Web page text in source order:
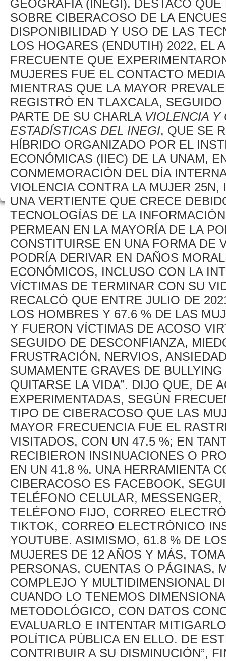
GEOGRAFÍA (INEGI). DESTACÓ
SOBRE CIBERACOSO DE LA
DISPONIBILIDAD Y USO DE LAS
LOS HOGARES (ENDUTIH) 2022, EL
FRECUENTE QUE
MUJERES FUE EL CONTACTO
MIENTRAS QUE LA MAYOR
REGISTRÓ EN TLAXCALA,
PARTE DE SU CHARLA VIOLENCIA Y
ESTADÍSTICAS DEL INEGI, QUE SE
HÍBRIDO ORGANIZADO POR EL
ECONÓMICAS (IIEC) DE LA UNAM,
CONMEMORACIÓN DEL DÍA
VIOLENCIA CONTRA LA MUJER
UNA VERTIENTE QUE CRECE
TECNOLOGÍAS DE LA
PERMEAN EN LA MAYORÍA DE LA
CONSTITUIRSE EN UNA FORMA DE
PODRÍA DERIVAR EN DAÑOS
ECONÓMICOS, INCLUSO CON LA
VÍCTIMAS DE TERMINAR CON SU
RECALCÓ QUE ENTRE JULIO DE
LOS HOMBRES Y 67.6 % DE LAS
Y FUERON VÍCTIMAS DE ACOSO
SEGUIDO DE DESCONFIANZA,
FRUSTRACIÓN, NERVIOS,
SUMAMENTE GRAVES DE
QUITARSE LA VIDA”. DIJO QUE, DE
EXPERIMENTADAS, SEGÚN
TIPO DE CIBERACOSO QUE LAS
MAYOR FRECUENCIA FUE EL
VISITADOS, CON UN 47.5 %; EN
RECIBIERON INSINUACIONES O
EN UN 41.8 %. UNA HERRAMIENTA
CIBERACOSO ES FACEBOOK,
TELÉFONO CELULAR,
TELÉFONO FIJO, CORREO
TIKTOK, CORREO ELECTRÓNICO
YOUTUBE. ASIMISMO, 61.8 % DE
MUJERES DE 12 AÑOS Y MÁS,
PERSONAS, CUENTAS O PÁGINAS,
COMPLEJO Y MULTIDIMENSIONAL
CUANDO LO TENEMOS
METODOLÓGICO, CON DATOS
EVALUARLO E INTENTAR
POLÍTICA PÚBLICA EN ELLO. DE
CONTRIBUIR A SU DISMINUCIÓN”,